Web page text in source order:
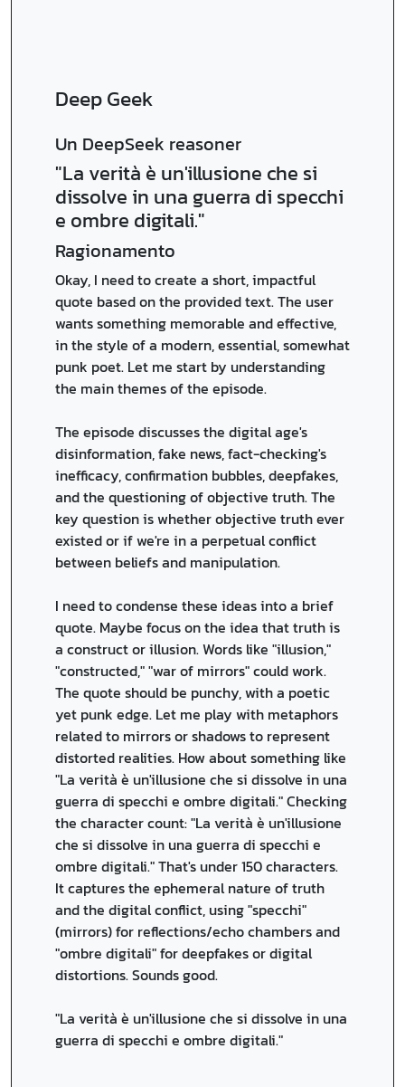
Deep Geek
Un DeepSeek reasoner
"La verità è un'illusione che si
dissolve in una guerra di specchi
e ombre digitali."
Ragionamento
Okay, I need to create a short, impactful
quote based on the provided text. The user
wants something memorable and effective,
in the style of a modern, essential, somewhat
punk poet. Let me start by understanding
the main themes of the episode.
The episode discusses the digital age's
disinformation, fake news, fact-checking's
inefficacy, confirmation bubbles, deepfakes,
and the questioning of objective truth. The
key question is whether objective truth ever
existed or if we're in a perpetual conflict
between beliefs and manipulation.
I need to condense these ideas into a brief
quote. Maybe focus on the idea that truth is
a construct or illusion. Words like "illusion,"
"constructed," "war of mirrors" could work.
The quote should be punchy, with a poetic
yet punk edge. Let me play with metaphors
related to mirrors or shadows to represent
distorted realities. How about something like
"La verità è un'illusione che si dissolve in una
guerra di specchi e ombre digitali." Checking
the character count: "La verità è un'illusione
che si dissolve in una guerra di specchi e
ombre digitali." That's under 150 characters.
It captures the ephemeral nature of truth
and the digital conflict, using "specchi"
(mirrors) for reflections/echo chambers and
"ombre digitali" for deepfakes or digital
distortions. Sounds good.
"La verità è un'illusione che si dissolve in una
guerra di specchi e ombre digitali."